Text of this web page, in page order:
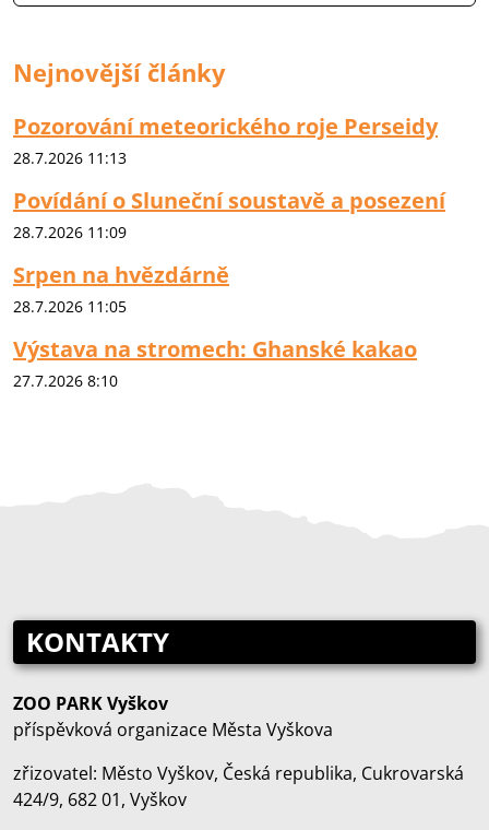
Nejnovější články
Pozorování meteorického roje Perseidy
28.7.2026 11:13
Povídání o Sluneční soustavě a posezení
28.7.2026 11:09
Srpen na hvězdárně
28.7.2026 11:05
Výstava na stromech: Ghanské kakao
27.7.2026 8:10
KONTAKTY
ZOO PARK Vyškov
příspěvková organizace Města Vyškova
zřizovatel: Město Vyškov, Česká republika, Cukrovarská
424/9, 682 01, Vyškov